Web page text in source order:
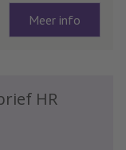
Meer info
HR